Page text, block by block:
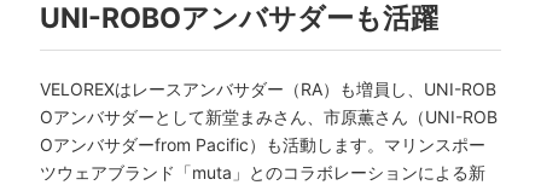
UNI-ROBOアンバサダーも活躍
VELOREXはレースアンバサダー（RA）も増員し、UNI-ROB
Oアンバサダーとして新堂まみさん、市原薫さん（UNI-ROB
Oアンバサダーfrom Pacific）も活動します。マリンスポー
ツウェアブランド「muta」とのコラボレーションによる新